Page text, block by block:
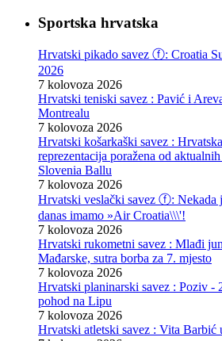
Sportska hrvatska
Hrvatski pikado savez ⓕ: Croatia
2026
7 kolovoza 2026
Hrvatski teniski savez : Pavić i
Montrealu
7 kolovoza 2026
Hrvatski košarkaški savez :
reprezentacija poražena od
Slovenia Ballu
7 kolovoza 2026
Hrvatski veslački savez ⓕ: Nekada
danas imamo »Air Croatia\\\'!
7 kolovoza 2026
Hrvatski rukometni savez : Mlađi
Mađarske, sutra borba za 7. mjesto
7 kolovoza 2026
Hrvatski planinarski savez : Poziv -
pohod na Lipu
7 kolovoza 2026
Hrvatski atletski savez : Vita Barbić